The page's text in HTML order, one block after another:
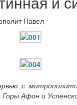
Павел
с
Горы Афон и